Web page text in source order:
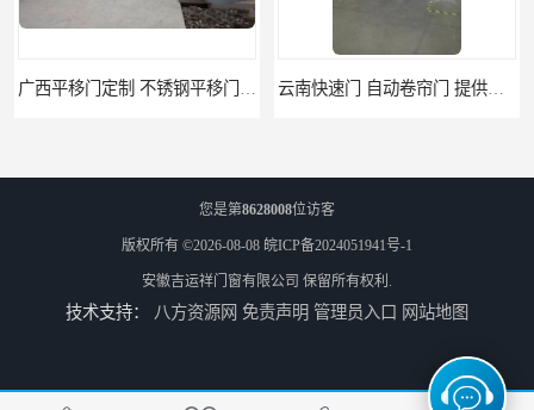
阜阳卷帘门快速门 堆积门 工业卷帘门 天津防火门品牌 玻璃防火门 制造工艺优
您是第8628008位访客
版权所有 ©2026-08-08 皖ICP备2024051941号-1
安徽吉运祥门窗有限公司 保留所有权利.
技术支持： 八方资源网 免责声明 管理员入口 网站地图